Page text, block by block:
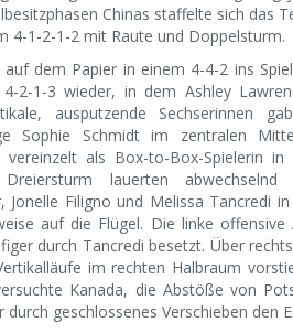
Chinas staffelte sich das
4-1-2-1-2 mit Raute und Doppelsturm.
dem Papier in einem 4-4-2 ins
2-1-3 wieder, in dem Ashley
ausputzende Sechserinnen
Sophie Schmidt im zentralen
vereinzelt als Box-to-Box-Spielerin
lauerten abwechselnd
Jonelle Filigno und Melissa Tancredi
auf die Flügel. Die linke offensive
durch Tancredi besetzt. Über
im rechten Halbraum
Kanada, die Abstöße von
durch geschlossenes Verschieben den